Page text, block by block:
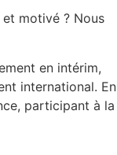
motivé ? Nous
en intérim,
international. En
participant à la